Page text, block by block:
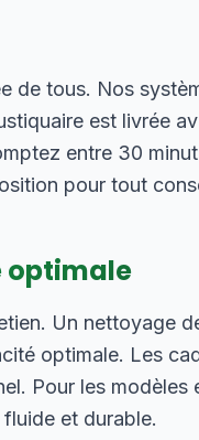
de tous. Nos
est livrée
entre 30
pour tout
optimale
Un nettoyage
optimale. Les
Pour les modèles
et durable.